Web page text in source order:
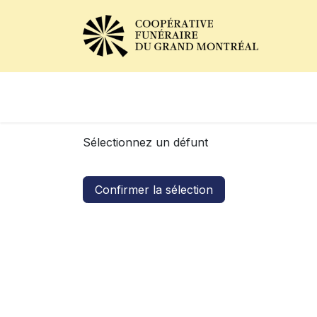
Sélectionnez un défunt
Confirmer la sélection